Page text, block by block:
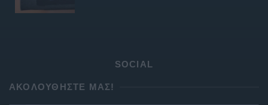
SOCIAL
ΑΚΟΛΟΥΘΉΣΤΕ ΜΑΣ!